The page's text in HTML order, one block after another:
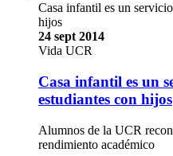
Casa infantil es un
hijos
24 sept 2014
Vida UCR
Casa infantil es un
estudiantes con hijos
Alumnos de la UCR
rendimiento académico